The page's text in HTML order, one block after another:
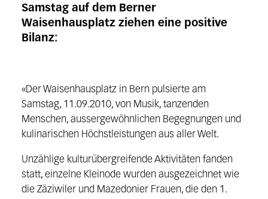
Samstag auf dem Berner
Waisenhausplatz ziehen eine positive
Bilanz:
«Der Waisenhausplatz in Bern pulsierte am
Samstag, 11.09.2010, von Musik, tanzenden
Menschen, aussergewöhnlichen Begegnungen und
kulinarischen Höchstleistungen aus aller Welt.
Unzählige kulturübergreifende Aktivitäten fanden
statt, einzelne Kleinode wurden ausgezeichnet wie
die Zäziwiler und Mazedonier Frauen, die den 1.